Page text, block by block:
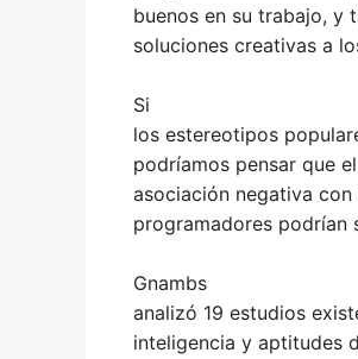
buenos en su trabajo, y
soluciones creativas a
Si
los estereotipos
podríamos pensar que
asociación negativa
programadores podrían
Gnambs
analizó 19 estudios
inteligencia y aptitudes